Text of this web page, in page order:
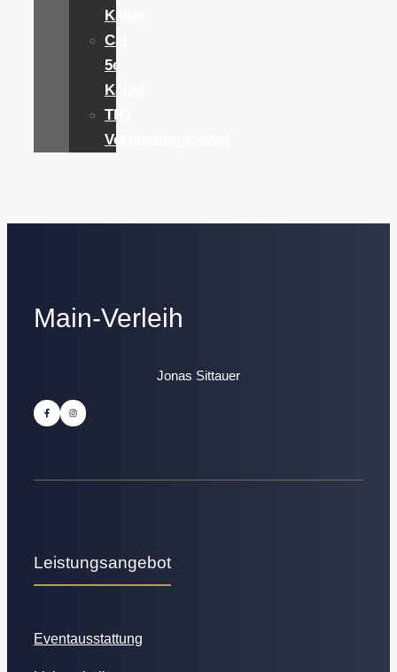
Kabel
Cat
5e
Kabel
TR1
Verbindungskabel
Main-Verleih
Jonas Sittauer
Leistungsangebot
Eventausstattung